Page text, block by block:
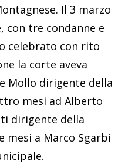
Il 3 marzo
con tre condanne e
celebrato con rito
la corte aveva
Mollo dirigente della
mesi ad Alberto
dirigente della
mesi a Marco Sgarbi